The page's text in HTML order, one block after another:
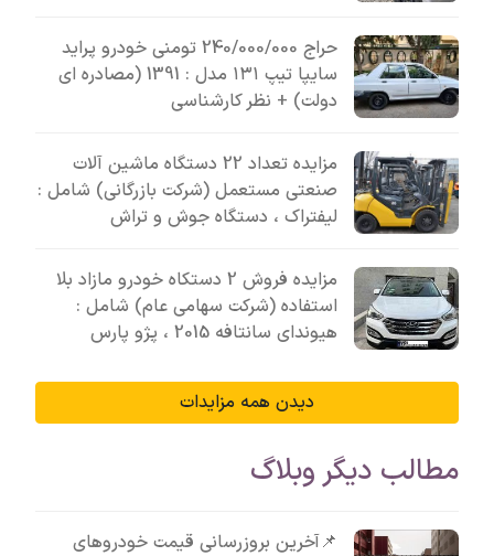
حراج 240/000/000 تومنی خودرو پراید
سایپا تیپ ۱۳۱ مدل : 1391 (مصادره ای
دولت) + نظر کارشناسی
مزایده تعداد 22 دستگاه ماشین آلات
صنعتی مستعمل (شرکت بازرگانی) شامل :
لیفتراک ، دستگاه جوش و تراش
مزایده فروش 2 دستکاه خودرو مازاد بلا
استفاده (شرکت سهامی عام) شامل :
هیوندای سانتافه 2015 ، پژو پارس
دیدن همه مزایدات
مطالب دیگر وبلاگ
📌آخرین بروزرسانی قیمت خودروهای